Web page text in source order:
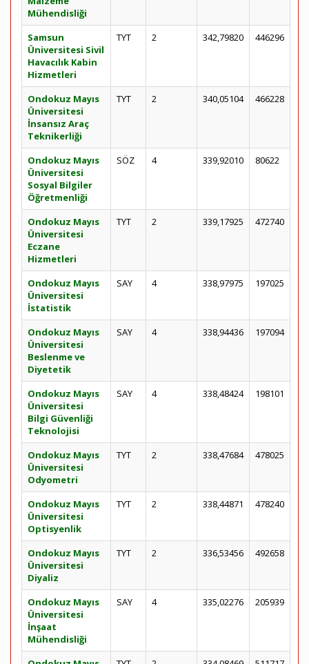
Mühendisliği
Samsun
Üniversitesi Sivil
Havacılık Kabin
Hizmetleri
TYT 2 342,79820 446296
Ondokuz Mayıs
Üniversitesi
İnsansız Araç
Teknikerliği
TYT 2 340,05104 466228
Ondokuz Mayıs
Üniversitesi
Sosyal Bilgiler
Öğretmenliği
SÖZ 4 339,92010 80622
Ondokuz Mayıs
Üniversitesi
Eczane
Hizmetleri
TYT 2 339,17925 472740
Ondokuz Mayıs
Üniversitesi
İstatistik
SAY 4 338,97975 197025
Ondokuz Mayıs
Üniversitesi
Beslenme ve
Diyetetik
SAY 4 338,94436 197094
Ondokuz Mayıs
Üniversitesi
Bilgi Güvenliği
Teknolojisi
SAY 4 338,48424 198101
Ondokuz Mayıs
Üniversitesi
Odyometri
TYT 2 338,47684 478025
Ondokuz Mayıs
Üniversitesi
Optisyenlik
TYT 2 338,44871 478240
Ondokuz Mayıs
Üniversitesi
Diyaliz
TYT 2 336,53456 492658
Ondokuz Mayıs
Üniversitesi
İnşaat
Mühendisliği
SAY 4 335,02276 205939